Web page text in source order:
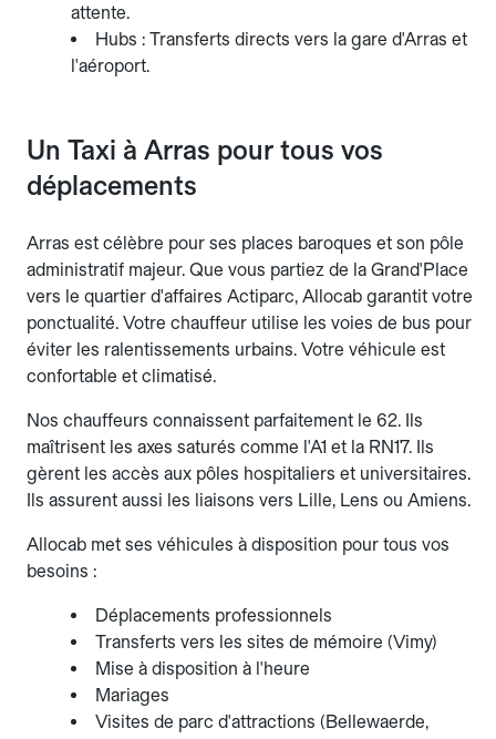
attente.
Hubs : Transferts directs vers la gare d'Arras et
l'aéroport.
Un Taxi à Arras pour tous vos
déplacements
Arras est célèbre pour ses places baroques et son pôle
administratif majeur. Que vous partiez de la Grand'Place
vers le quartier d'affaires Actiparc, Allocab garantit votre
ponctualité. Votre chauffeur utilise les voies de bus pour
éviter les ralentissements urbains. Votre véhicule est
confortable et climatisé.
Nos chauffeurs connaissent parfaitement le 62. Ils
maîtrisent les axes saturés comme l'A1 et la RN17. Ils
gèrent les accès aux pôles hospitaliers et universitaires.
Ils assurent aussi les liaisons vers Lille, Lens ou Amiens.
Allocab met ses véhicules à disposition pour tous vos
besoins :
Déplacements professionnels
Transferts vers les sites de mémoire (Vimy)
Mise à disposition à l'heure
Mariages
Visites de parc d'attractions (Bellewaerde,